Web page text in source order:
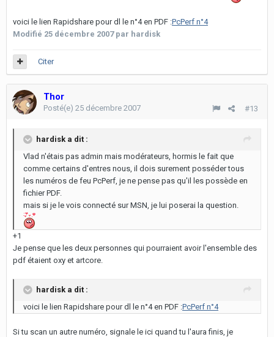
voici le lien Rapidshare pour dl le n°4 en PDF :PcPerf n°4
Modifié 25 décembre 2007par hardisk
Citer
Thor
#13
Posté(e) 25 décembre 2007
hardisk a dit :
Vlad n'étais pas admin mais modérateurs, hormis le fait que
comme certains d'entres nous, il dois surement posséder tous
les numéros de feu PcPerf, je ne pense pas qu'il les possède en
fichier PDF.
mais si je le vois connecté sur MSN, je lui poserai la question.
+1
Je pense que les deux personnes qui pourraient avoir l'ensemble des
pdf étaient oxy et artcore.
hardisk a dit :
voici le lien Rapidshare pour dl le n°4 en PDF :PcPerf n°4
Si tu scan un autre numéro, signale le ici quand tu l'aura finis, je